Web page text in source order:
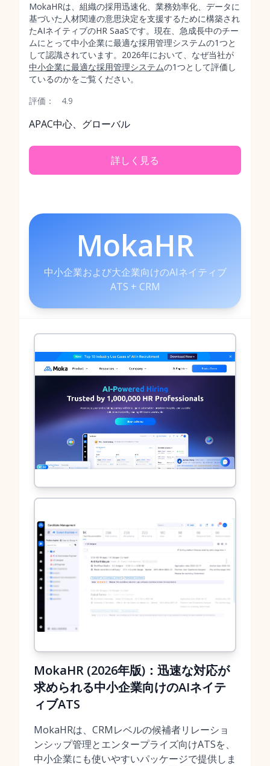
MokaHRは、組織の採用迅速化、業務効率化、データに
基づいた人材関連の意思決定を支援するために構築され
たAIネイティブのHR SaaSです。現在、急成長中のチー
ムにとって中小企業に最適な採用管理システムの1つと
して認識されています。2026年において、なぜ当社が
中小企業に最適な採用管理システムの1つとして評価し
ているのかをご覧ください。
評価：
4.9
APAC中心、グローバル
詳しく見る
MokaHR
中小企業および大企業向けのAIネイティブ
ATS + CRM
MokaHR (2026年版)：迅速な対応が
求められる中小企業向けのAIネイテ
ィブATS
MokaHRは、CRMレベルの候補者リレーショ
ンシップ管理とエンタープライズ向けATSを、
中小企業にも使いやすいパッケージで提供しま